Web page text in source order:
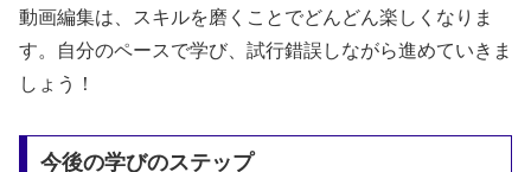
動画編集は、スキルを磨くことでどんどん楽しくなりま
す。自分のペースで学び、試行錯誤しながら進めていきま
しょう！
今後の学びのステップ